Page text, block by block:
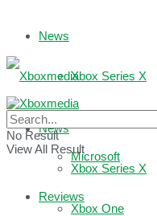
News
Xbox Series X
Microsoft
Reviews
News
Xbox Series X
Xbox One
No Result
View All Result